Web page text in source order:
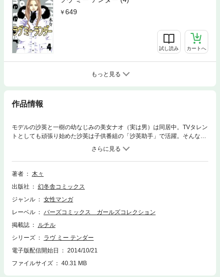
649
試し読み カートへ
もっと見る
作品情報
モデルの沙英と一樹の幼なじみの美女ナオ（実は男）は同居中。TVタレン
トとしても頑張り始めた沙英は子供番組の「沙英助手」で活躍。そんな沙
英のマネージャーとなった一樹も、敵キャラ「ブラック助手」として表舞
台に復帰。一方ナオがほのかに想いを寄せているのは……!?
著者
木々
出版社
幻冬舎コミックス
ジャンル
女性マンガ
レーベル
バーズコミックス ガールズコレクション
掲載誌
ルチル
シリーズ
ラヴ ミー テンダー
電子版配信開始日
2014/10/21
ファイルサイズ
40.31 MB